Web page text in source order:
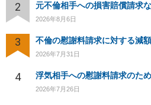
2 元不倫相手への損害賠償請求
2026年8月6日
3 不倫の慰謝料請求に対する減
2026年7月31日
4 浮気相手への慰謝料請求のた
2026年7月26日